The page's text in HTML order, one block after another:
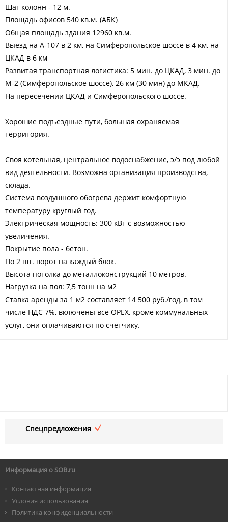
Шаг колонн - 12 м.
Площадь офисов 540 кв.м. (АБК)
Общая площадь здания 12960 кв.м.
Выезд на А-107 в 2 км, на Симферопольское шоссе в 4 км, на
ЦКАД в 6 км
Развитая транспортная логистика: 5 мин. до ЦКАД, 3 мин. до
М-2 (Симферопольское шоссе), 26 км (30 мин) до МКАД.
На пересечении ЦКАД и Симферопольского шоссе.
Хорошие подъездные пути, большая охраняемая
территория.
Своя котельная, центральное водоснабжение, э/э под любой
вид деятельности. Возможна организация производства,
склада.
Система воздушного обогрева держит комфортную
температуру круглый год.
Электрическая мощность: 300 кВт с возможностью
увеличения.
Покрытие пола - бетон.
По 2 шт. ворот на каждый блок.
Высота потолка до металлоконструкций 10 метров.
Нагрузка на пол: 7,5 тонн на м2
Ставка аренды за 1 м2 составляет 14 500 руб./год, в том
числе НДС 7%, включены все OPEX, кроме коммунальных
услуг, они оплачиваются по счётчику.
Спецпредложения
Информация о SOB.ru
Контактная информация
Условия использования
Политика конфиденциальности